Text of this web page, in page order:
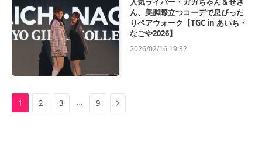
ん、美脚際立つコーデで息ぴった
りペアウォーク【TGC in あいち・
なごや2026】
2026/02/16 19:32
1 2 3 … 9 Next